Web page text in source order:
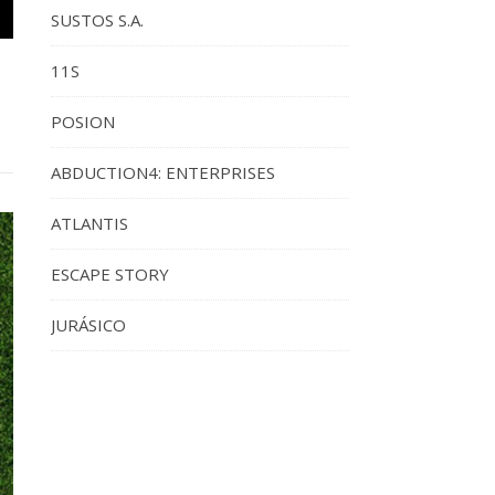
SUSTOS S.A.
11S
POSION
ABDUCTION4: ENTERPRISES
ATLANTIS
ESCAPE STORY
JURÁSICO